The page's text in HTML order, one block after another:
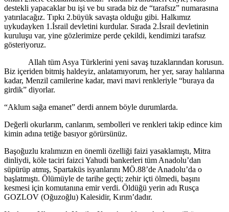
destekli yapacaklar bu işi ve bu sırada biz de “tarafsız” numarasına
yatırılacağız. Tıpkı 2.büyük savaşta olduğu gibi. Halkımız
uykudayken 1.İsrail devletini kurdular. Sırada 2.İsrail devletinin
kuruluşu var, yine gözlerimize perde çekildi, kendimizi tarafsız
gösteriyoruz.
Allah tüm Asya Türklerini yeni savaş tuzaklarından korusun.
Biz içeriden bitmiş haldeyiz, anlatamıyorum, her yer, saray halılarına
kadar, Menzil camilerine kadar, mavi mavi renkleriyle “buraya da
girdik” diyorlar.
“Aklum sağa emanet” derdi annem böyle durumlarda.
Değerli okurlarım, canlarım, sembolleri ve renkleri takip edince kim
kimin adına tetiğe basıyor görürsünüz.
Başoğuzlu kralımızın en önemli özelliği faizi yasaklamıştı, Mitra
dinliydi, köle taciri faizci Yahudi bankerleri tüm Anadolu’dan
süpürüp atmış, Spartaküs isyanlarını MÖ.88’de Anadolu’da o
başlatmıştı. Ölümüyle de tarihe geçti; zehir içti ölmedi, başını
kesmesi için komutanına emir verdi. Öldüğü yerin adı Rusça
GOZLOV (Oğuzoğlu) Kalesidir, Kırım’dadır.